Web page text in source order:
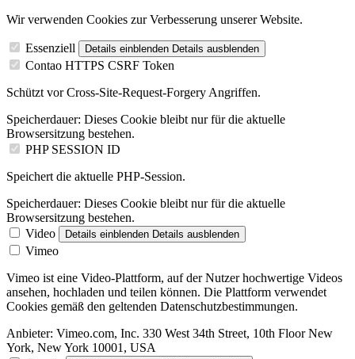
Wir verwenden Cookies zur Verbesserung unserer Website.
Essenziell Details einblenden Details ausblenden
Contao HTTPS CSRF Token
Schützt vor Cross-Site-Request-Forgery Angriffen.
Speicherdauer: Dieses Cookie bleibt nur für die aktuelle
Browsersitzung bestehen.
PHP SESSION ID
Speichert die aktuelle PHP-Session.
Speicherdauer: Dieses Cookie bleibt nur für die aktuelle
Browsersitzung bestehen.
Video
Details einblenden Details ausblenden
Vimeo
Vimeo ist eine Video-Plattform, auf der Nutzer hochwertige Videos
ansehen, hochladen und teilen können. Die Plattform verwendet
Cookies gemäß den geltenden Datenschutzbestimmungen.
Anbieter: Vimeo.com, Inc. 330 West 34th Street, 10th Floor New
York, New York 10001, USA